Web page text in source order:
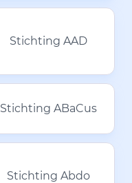
Stichting AAD
Stichting ABaCus
Stichting Abdo